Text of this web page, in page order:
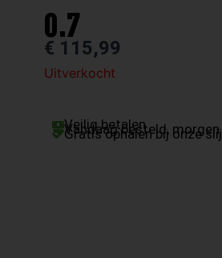
0.7
€ 115,99
Uitverkocht
Veilig betalen
Vandaag besteld, morgen
Gratis ophalen bij onze